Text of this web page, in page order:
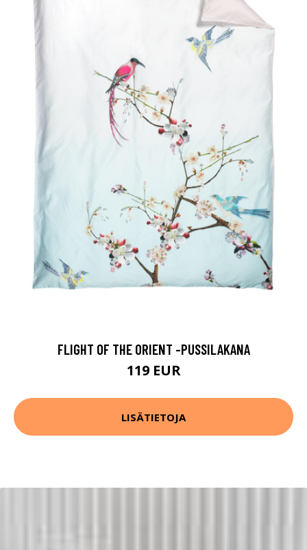
FLIGHT OF THE ORIENT -PUSSILAKANA
119 EUR
LISÄTIETOJA